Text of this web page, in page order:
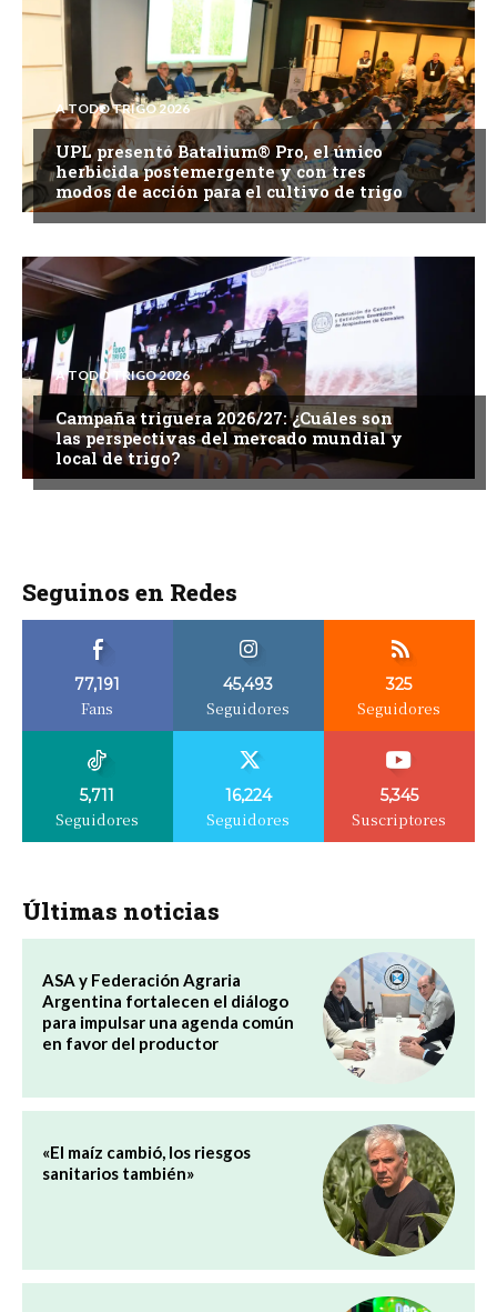
A TODO TRIGO 2026
UPL presentó Batalium® Pro, el único
herbicida postemergente y con tres
modos de acción para el cultivo de trigo
A TODO TRIGO 2026
Campaña triguera 2026/27: ¿Cuáles son
las perspectivas del mercado mundial y
local de trigo?
Seguinos en Redes
77,191
Fans
45,493
Seguidores
325
Seguidores
5,711
Seguidores
16,224
Seguidores
5,345
Suscriptores
Últimas noticias
ASA y Federación Agraria
Argentina fortalecen el diálogo
para impulsar una agenda común
en favor del productor
«El maíz cambió, los riesgos
sanitarios también»